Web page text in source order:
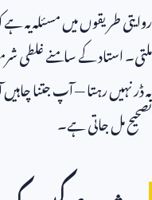
روایتی طریقوں میں مسئلہ یہ
ملتی۔ استاد کے سامنے غلطی
یہ ڈر نہیں رہتا — آپ جتنا چاہیں
تصحیح مل جاتی ہے۔